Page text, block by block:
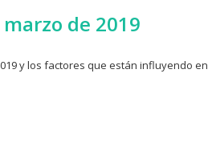
de 2019
y los factores que están influyendo en